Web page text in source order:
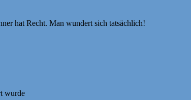
hat Recht. Man wundert sich tatsächlich!
wurde